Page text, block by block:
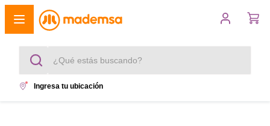
¿Qué estás buscando?
Ingresa tu ubicación